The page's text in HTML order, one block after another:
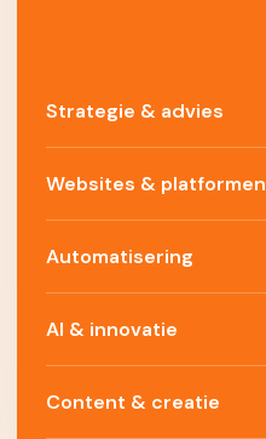
Strategie & advies
Websites & platformen
Automatisering
AI & innovatie
Content & creatie